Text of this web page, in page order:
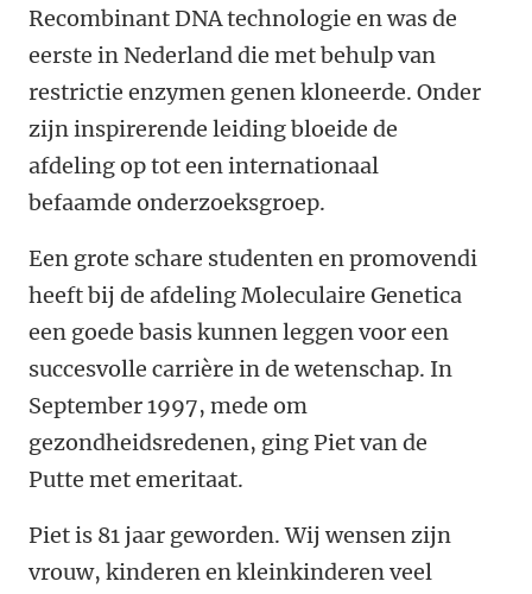
Recombinant DNA technologie en was de
eerste in Nederland die met behulp van
restrictie enzymen genen kloneerde. Onder
zijn inspirerende leiding bloeide de
afdeling op tot een internationaal
befaamde onderzoeksgroep.
Een grote schare studenten en promovendi
heeft bij de afdeling Moleculaire Genetica
een goede basis kunnen leggen voor een
succesvolle carrière in de wetenschap. In
September 1997, mede om
gezondheidsredenen, ging Piet van de
Putte met emeritaat.
Piet is 81 jaar geworden. Wij wensen zijn
vrouw, kinderen en kleinkinderen veel